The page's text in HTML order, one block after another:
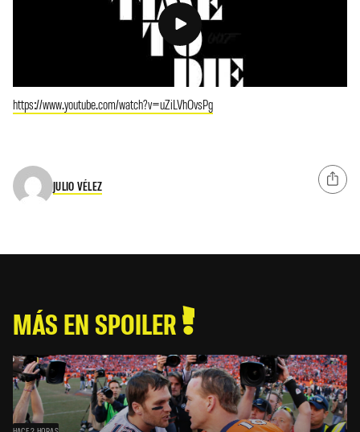
https://www.youtube.com/watch?v=uZiLVhOvsPg
JULIO VÉLEZ
MÁS EN SPOILER